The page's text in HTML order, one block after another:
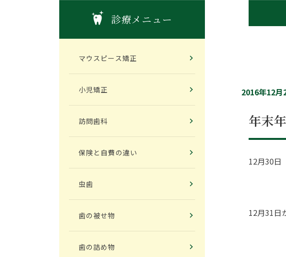
2016年12月
年末
12月30日
12月31日
診療メニュー
マウスピース矯正
小児矯正
訪問歯科
保険と自費の違い
虫歯
歯の被せ物
歯の詰め物